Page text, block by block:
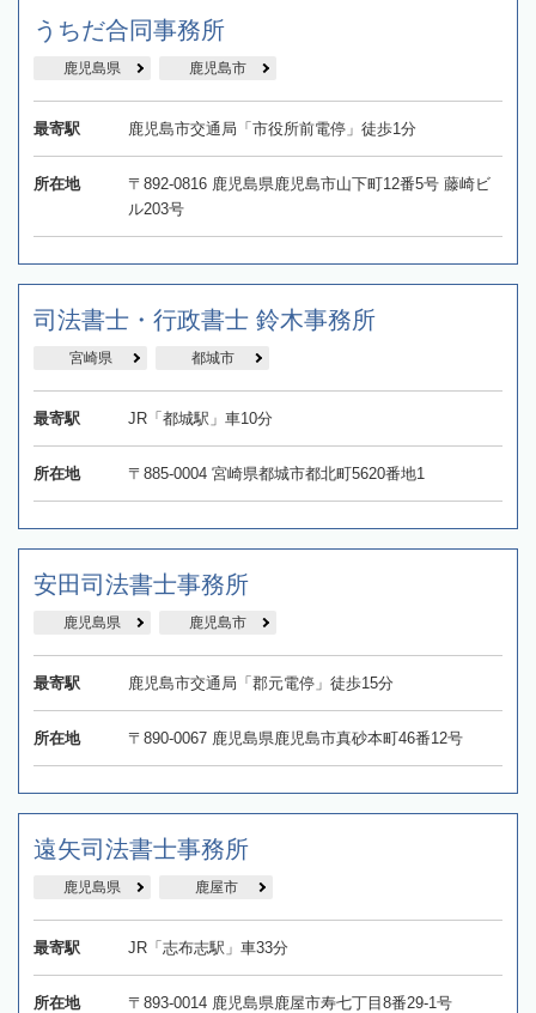
うちだ合同事務所
鹿児島県 鹿児島市
最寄駅 鹿児島市交通局「市役所前電停」徒歩1分
所在地
〒892-0816 鹿児島県鹿児島市山下町12番5号 藤崎ビ
ル203号
司法書士・行政書士 鈴木事務所
宮崎県 都城市
最寄駅 JR「都城駅」車10分
所在地 〒885-0004 宮崎県都城市都北町5620番地1
安田司法書士事務所
鹿児島県 鹿児島市
最寄駅 鹿児島市交通局「郡元電停」徒歩15分
所在地 〒890-0067 鹿児島県鹿児島市真砂本町46番12号
遠矢司法書士事務所
鹿児島県 鹿屋市
最寄駅 JR「志布志駅」車33分
所在地 〒893-0014 鹿児島県鹿屋市寿七丁目8番29-1号